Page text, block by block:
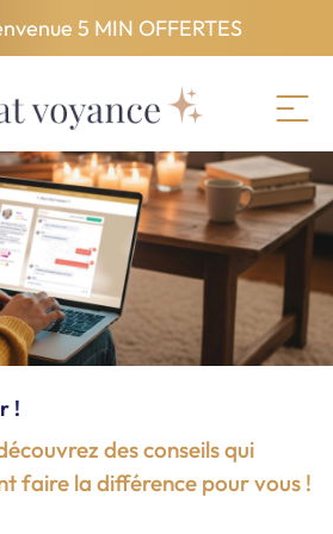
5 MIN OFFERTES
!
des conseils qui
faire la différence pour vous !